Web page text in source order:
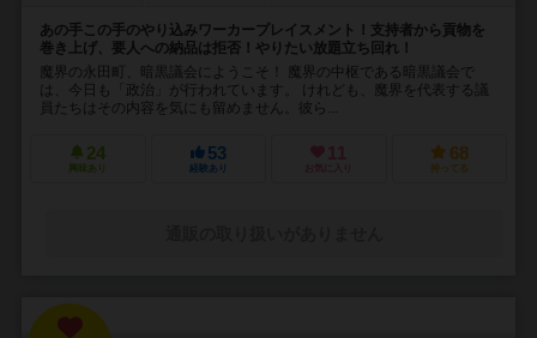
あの手この手のやり込みワーカープレイスメント！支持者から貢物を
巻き上げ、要人への納品は拒否！やりたい放題立ち回れ！
魔界の永田町、暗黒議会にようこそ！ 魔界の中枢である暗黒議会で
は、今日も「政治」が行われています。 けれども、魔界を代表する議
員たちはその内容を気にも留めません。彼ら...
24
興味あり
53
経験あり
11
お気に入り
68
持ってる